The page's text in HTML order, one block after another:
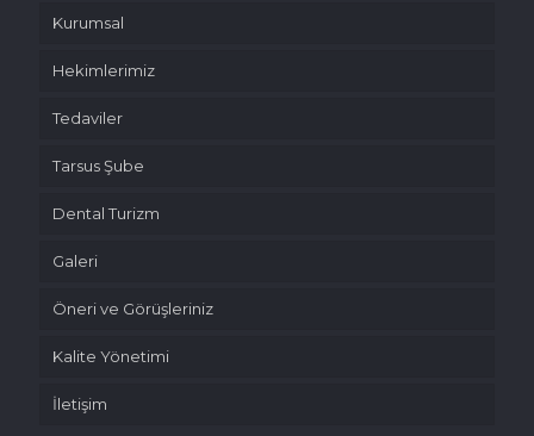
Kurumsal
Hekimlerimiz
Tedaviler
Tarsus Şube
Dental Turizm
Galeri
Öneri ve Görüşleriniz
Kalite Yönetimi
İletişim